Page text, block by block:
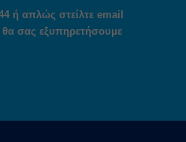
ή απλώς στείλτε email
σας εξυπηρετήσουμε